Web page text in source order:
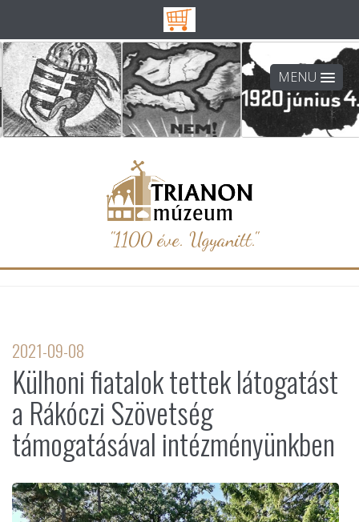
MENU
"1100 éve. Ugyanitt."
2021-09-08
Külhoni fiatalok tettek látogatást
a Rákóczi Szövetség
támogatásával intézményünkben